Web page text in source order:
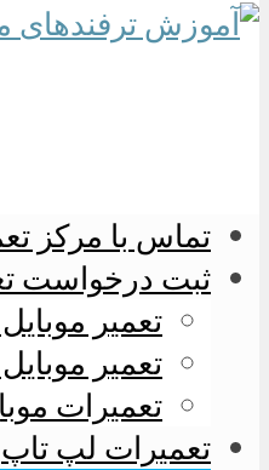
تماس با مرکز
ثبت درخواست
تعمیر
تعمیر
تعمیرات
تعمیرات لپ تاپ